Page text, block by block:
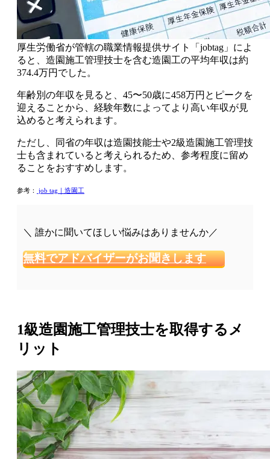
厚生労働省が管轄の職業情報提供サイト「jobtag」によ
ると、 造園施工管理技士を含む造園工の平均年収は約
374.4万円 でした。
年齢別の年収を見ると、 45〜50歳に458万円とピークを
迎えることから、経験年数によってより高い年収が見
込める と考えられます。
ただし、同省の年収は造園技能士や2級造園施工管理技
士も含まれていると考えられるため、参考程度に留め
ることをおすすめします。
参考： job tag｜造園工
＼ 誰かに聞いてほしい悩みはありませんか／
無料でアドバイザーがお聞きします
1級造園施工管理技士を取得するメ
リット